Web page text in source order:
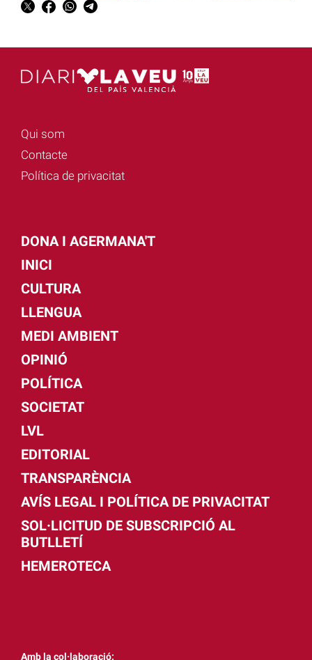
Qui som
Contacte
Política de privacitat
DONA I AGERMANA'T
INICI
CULTURA
LLENGUA
MEDI AMBIENT
OPINIÓ
POLÍTICA
SOCIETAT
LVL
EDITORIAL
TRANSPARÈNCIA
AVÍS LEGAL I POLÍTICA DE PRIVACITAT
SOL·LICITUD DE SUBSCRIPCIÓ AL
BUTLLETÍ
HEMEROTECA
Amb la col·laboració: